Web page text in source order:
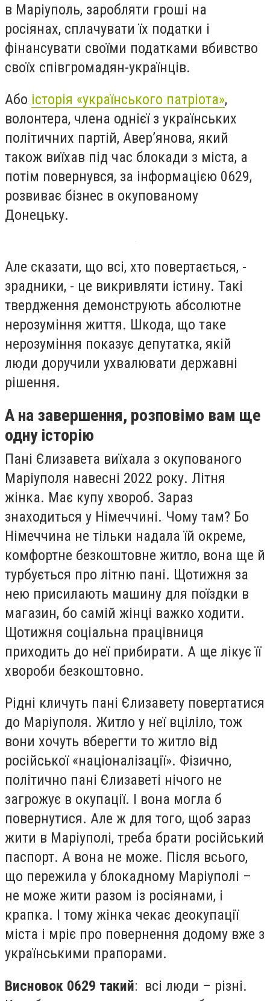
в Маріуполь, заробляти гроші на
росіянах, сплачувати їх податки і
фінансувати своїми податками вбивство
своїх співгромадян-українців.
Або історія «українського патріота»,
волонтера, члена однієї з українських
політичних партій, Авер’янова, який
також виїхав під час блокади з міста, а
потім повернувся, за інформацією 0629,
розвиває бізнес в окупованому
Донецьку.
Але сказати, що всі, хто повертається, -
зрадники, - це викривляти істину. Такі
твердження демонструють абсолютне
нерозуміння життя. Шкода, що таке
нерозуміння показує депутатка, якій
люди доручили ухвалювати державні
рішення.
А на завершення, розповімо вам ще
одну історію
Пані Єлизавета виїхала з окупованого
Маріуполя навесні 2022 року. Літня
жінка. Має купу хвороб. Зараз
знаходиться у Німеччині. Чому там? Бо
Німеччина не тільки надала їй окреме,
комфортне безкоштовне житло, вона ще й
турбується про літню пані. Щотижня за
нею присилають машину для поїздки в
магазин, бо самій жінці важко ходити.
Щотижня соціальна працівниця
приходить до неї прибирати. А ще лікує її
хвороби безкоштовно.
Рідні кличуть пані Єлизавету повертатися
до Маріуполя. Житло у неї вціліло, тож
вони хочуть вберегти то житло від
російської «націоналізації». Фізично,
політично пані Єлизаветі нічого не
загрожує в окупації. І вона могла б
повернутися. Але ж для того, щоб зараз
жити в Маріуполі, треба брати російський
паспорт. А вона не може. Після всього,
що пережила у блокадному Маріуполі –
не може жити разом із росіянами, і
крапка. І тому жінка чекає деокупації
міста і мріє про повернення додому вже з
українськими прапорами.
Висновок 0629 такий: всі люди – різні.